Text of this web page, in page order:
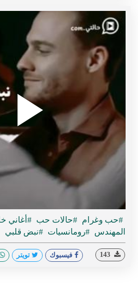
#حب وغرام #حالات حب #أغاني
المهندس #رومانسيات #نبض قلبي
فيسبوك تويتر